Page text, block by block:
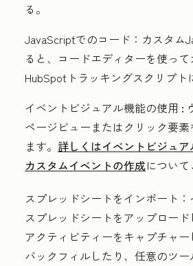
る。
JavaScriptでのコード： カスタム
ると、コードエディターを使っ
HubSpotトラッキングスクリプト
イベントビジュアル機能の使用 :
ページビューまたはクリック要
ます。 詳しくはイベントビジュ
カスタムイベントの作成について
スプレッドシートをインポート：
スプレッドシートをアップロー
アクティビティーをキャプチャ
バックフィルしたり、任意のツ